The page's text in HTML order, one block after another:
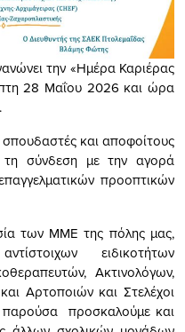
την «Ημέρα Καριέρας
28 Μαΐου 2026 και ώρα
και αποφοίτους
σύνδεση με την αγορά
προοπτικών
των ΜΜΕ της πόλης μας,
ειδικοτήτων
Ακτινολόγων,
Αρτοποιών και Στελέχοι
παρούσα προσκαλούμε και